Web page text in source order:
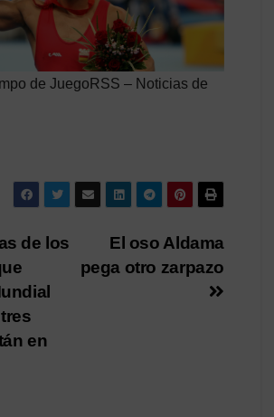
de JuegoRSS – Noticias de
El oso Aldama
pega otro zarpazo
de los
en